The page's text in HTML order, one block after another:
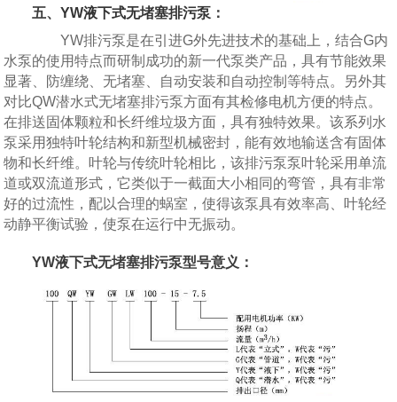
五、YW液下式无堵塞排污泵 ：
YW排污泵是在引进G外先进技术的基础上，结合G内
水泵的使用特点而研制成功的新一代泵类产品，具有节能效果
显著、防缠绕、无堵塞、自动安装和自动控制等特点。另外其
对比QW潜水式无堵塞排污泵方面有其检修电机方便的特点。
在排送固体颗粒和长纤维垃圾方面，具有独特效果。该系列水
泵采用独特叶轮结构和新型机械密封，能有效地输送含有固体
物和长纤维。叶轮与传统叶轮相比，该排污泵泵叶轮采用单流
道或双流道形式，它类似于一截面大小相同的弯管，具有非常
好的过流性，配以合理的蜗室，使得该泵具有效率高、叶轮经
动静平衡试验，使泵在运行中无振动。
YW液下式无堵塞排污泵型号意义：